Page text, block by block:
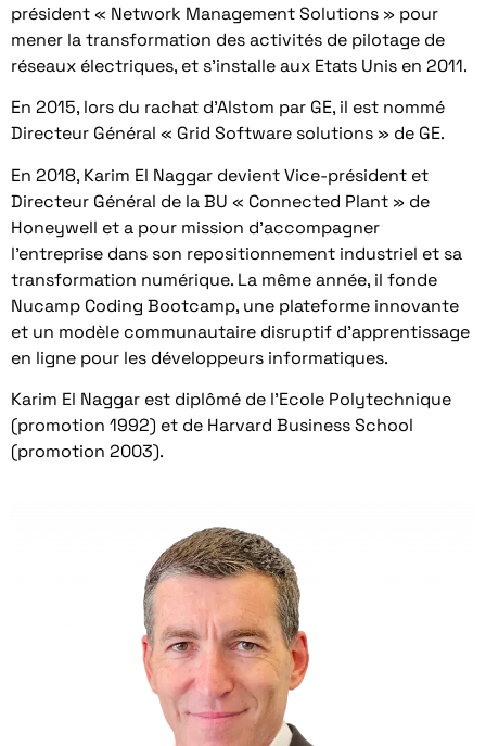
président « Network Management Solutions » pour
mener la transformation des activités de pilotage de
réseaux électriques, et s’installe aux Etats Unis en 2011.
En 2015, lors du rachat d’Alstom par GE, il est nommé
Directeur Général « Grid Software solutions » de GE.
En 2018, Karim El Naggar devient Vice-président et
Directeur Général de la BU « Connected Plant » de
Honeywell et a pour mission d’accompagner
l’entreprise dans son repositionnement industriel et sa
transformation numérique. La même année, il fonde
Nucamp Coding Bootcamp, une plateforme innovante
et un modèle communautaire disruptif d’apprentissage
en ligne pour les développeurs informatiques.
Karim El Naggar est diplômé de l’Ecole Polytechnique
(promotion 1992) et de Harvard Business School
(promotion 2003).